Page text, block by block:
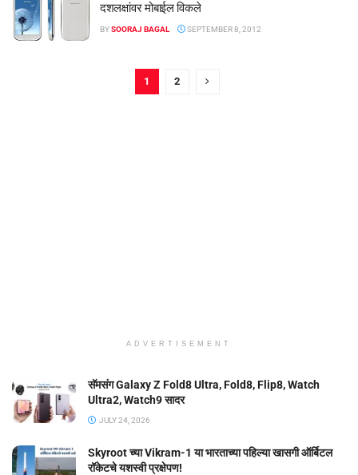
दशलक्षांवर मोबाईल विकले
BYSOORAJ BAGAL SEPTEMBER 8, 2012
1 2
ADVERTISEMENT
सॅमसंग Galaxy Z Fold8 Ultra, Fold8, Flip8, Watch
Ultra2, Watch9 सादर
JULY 24, 2026
Skyroot च्या Vikram-1 या भारताच्या पहिल्या खासगी ऑर्बिटल
रॉकेटचे यशस्वी प्रक्षेपण!